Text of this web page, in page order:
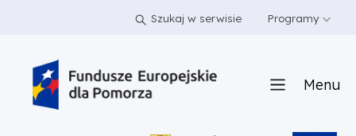
PRZEJDŹ DO TREŚCI Szukaj w serwisie Programy
Menu